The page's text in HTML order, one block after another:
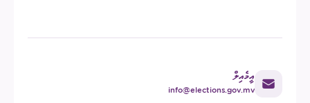
އީމެއިލް
info@elections.gov.mv